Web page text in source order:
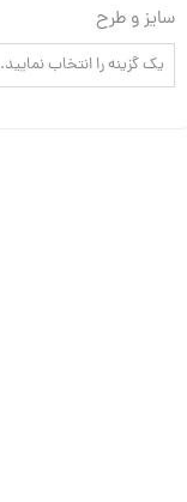
سایز و طرح
یک گزینه را انتخاب نمایید.